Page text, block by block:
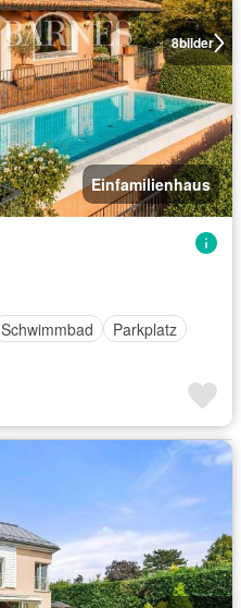
8bilder
Einfamilienhaus
Schwimmbad
Parkplatz